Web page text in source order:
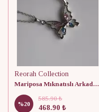
Reorah Collection
Mariposa Mıknatıslı Arkadaşlık Kolyesi
%20
585.90 ₺
468.90 ₺